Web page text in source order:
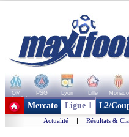
OM PSG Lyon Lille Monaco
+ de clubs
Mercato Ligue 1 L2/
Actualité | Résultats &